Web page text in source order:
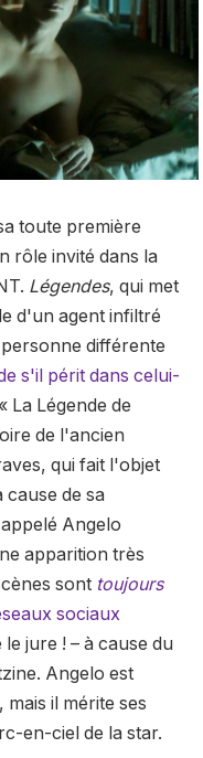
toute première
rôle invité dans la
Légendes, qui met
d'un agent infiltré
différente
s'il périt dans celui-
La Légende de
de l'ancien
qui fait l'objet
cause de sa
Angelo
apparition très
sont toujours
sociaux
jure ! – à cause du
Angelo est
il mérite ses
en-ciel de la star.